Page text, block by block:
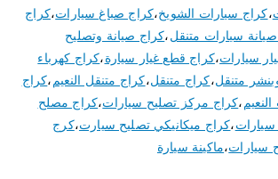
،كراج سيارات الشويخ،كراج صباغ سيارات،كراج
سيارات متنقل،كراج صيانة وتصليح
سيارات،كراج قطع غيار سيارة،كراج كهرباء
متنقل،كراج متنقل،كراج متنقل النعيم ،كراج
،كراج مركز تصليح سيارات،كراج مصلح
سيارات،كراج ميكانيكي تصليح سيارت،كرج
سيارات،ماكينة سيارة